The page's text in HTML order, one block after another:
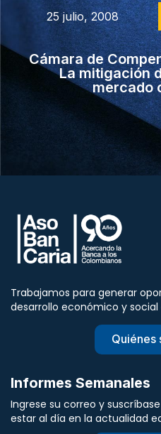
25 julio, 2008
Cámara de
La mitigación
mercado
Trabajamos para generar
desarrollo económico y social
Quiénes
Informes Semanales
Ingrese su correo y
estar al día en la actualidad